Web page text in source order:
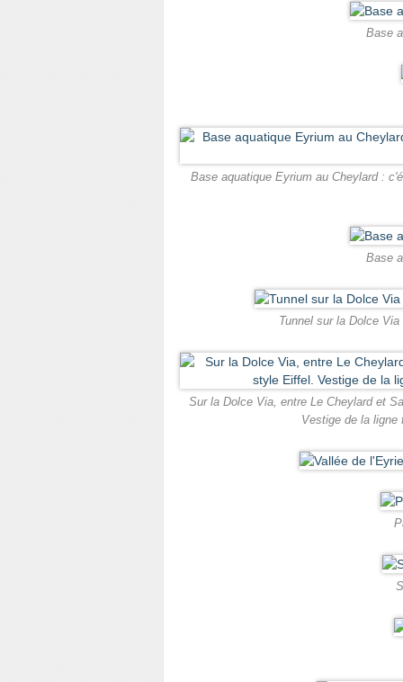
Base
Base aquatique Eyrium au Cheylard :
Base
Tunnel sur la Dolce
Sur la Dolce Via, entre Le Cheylard et
Vestige de la ligne